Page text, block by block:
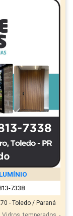
7338
- Toledo / Paraná